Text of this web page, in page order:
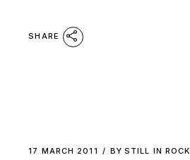
SHARE
17 MARCH 2011 BY STILL IN ROCK